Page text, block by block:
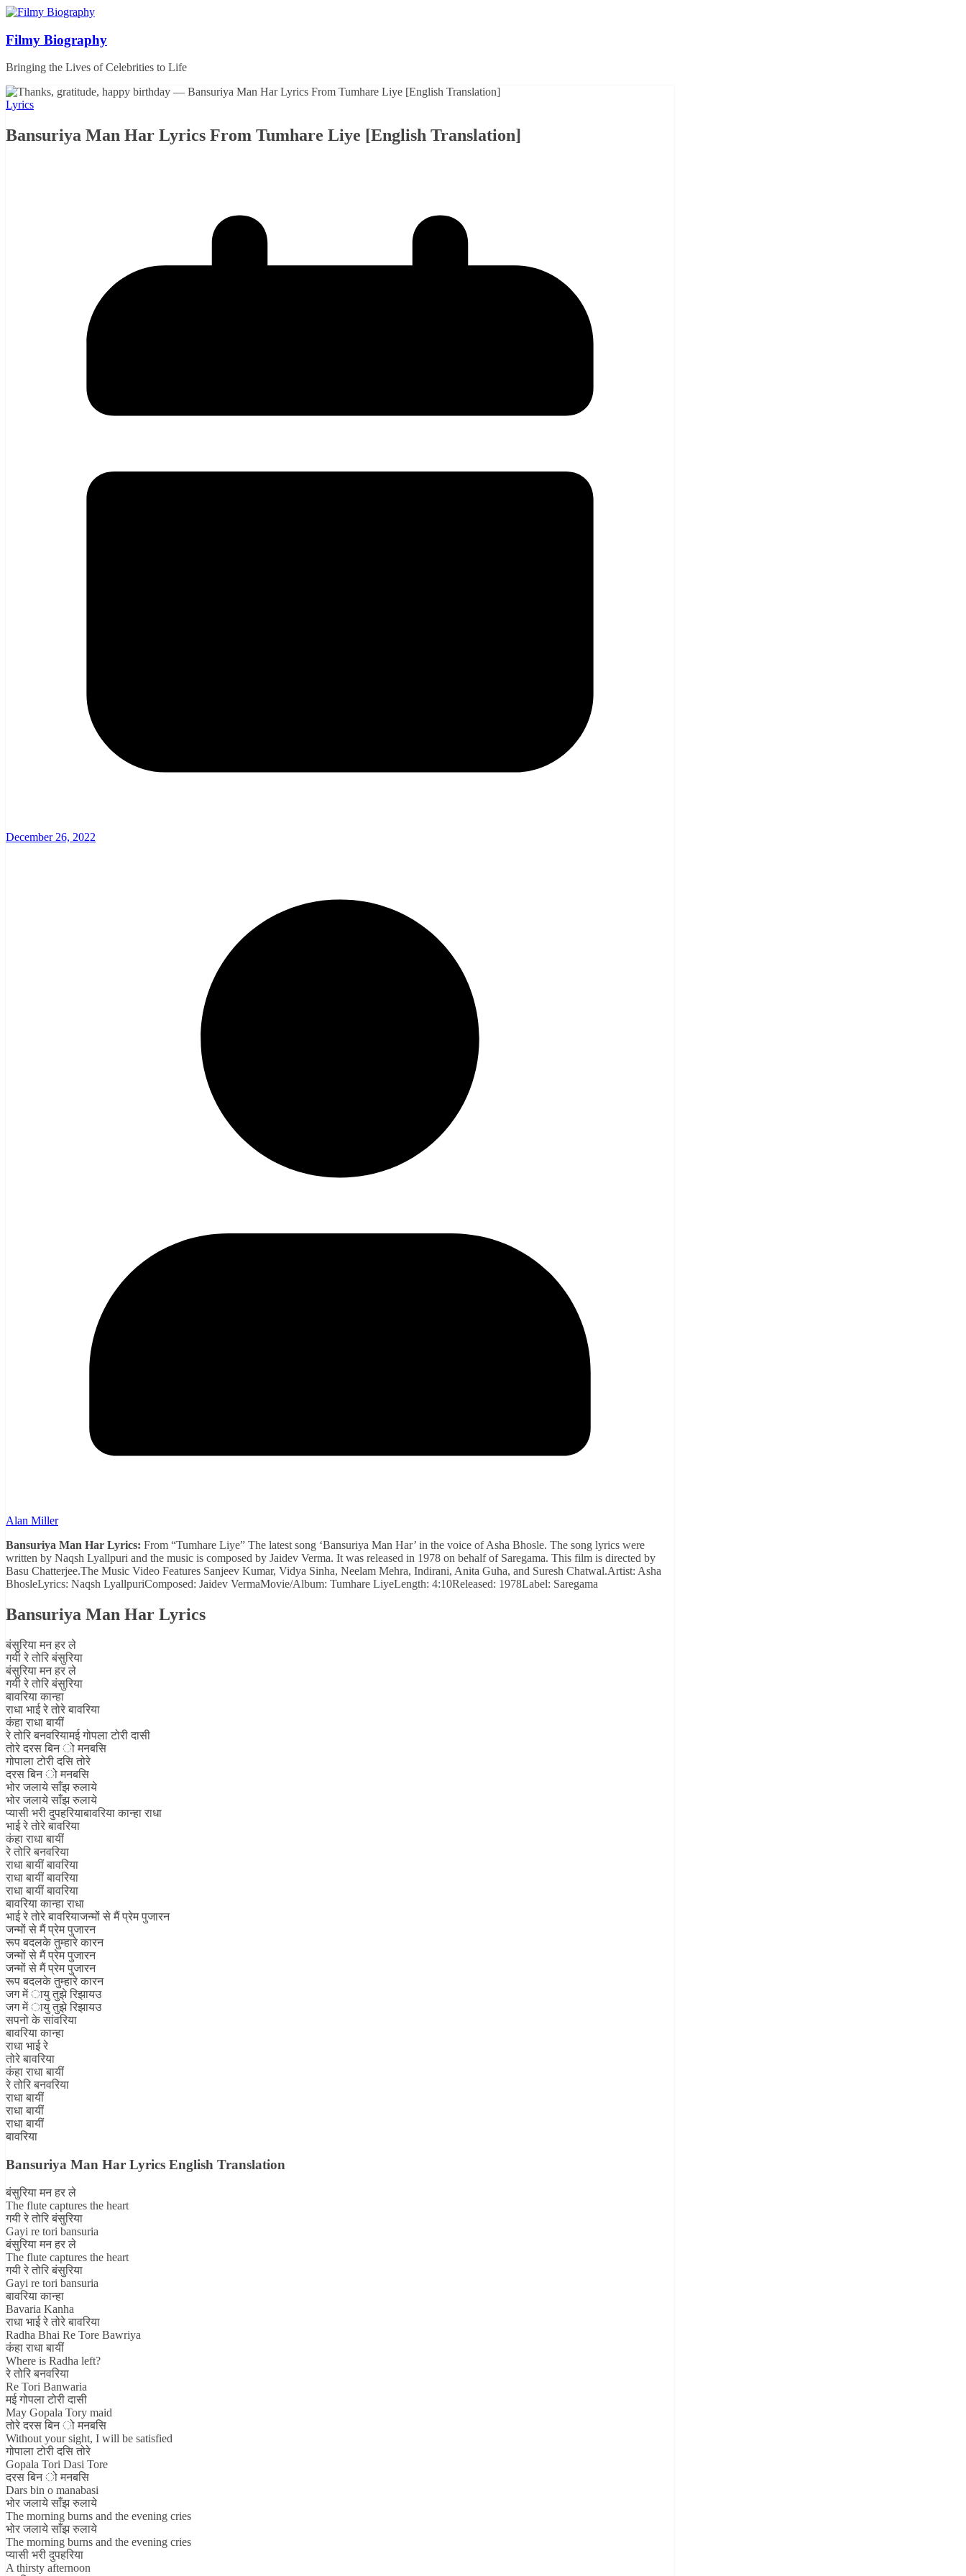
Skip
content
Filmy Biography
Bringing the Lives of Celebrities to Life
Lyrics
Bansuriya Man Har Lyrics From Tumhare Liye [English Translation]
December 26, 2022
Alan Miller
Bansuriya Man Har Lyrics: From “Tumhare Liye” The latest song ‘Bansuriya Man Har’ in the voice of Asha Bhosle. The song lyrics were
written by Naqsh Lyallpuri and the music is composed by Jaidev Verma. It was released in 1978 on behalf of Saregama. This film is directed by
Basu Chatterjee.The Music Video Features Sanjeev Kumar, Vidya Sinha, Neelam Mehra, Indirani, Anita Guha, and Suresh Chatwal.Artist: Asha
BhosleLyrics: Naqsh LyallpuriComposed: Jaidev VermaMovie/Album: Tumhare LiyeLength: 4:10Released: 1978Label: Saregama
Bansuriya Man Har Lyrics
बंसुरिया मन हर ले
गयी रे तोरि बंसुरिया
बंसुरिया मन हर ले
गयी रे तोरि बंसुरिया
बावरिया कान्हा
राधा भाई रे तोरे बावरिया
कंहा राधा बायीं
रे तोरि बनवरियामई गोपला टोरी दासी
तोरे दरस बिन ो मनबसि
गोपाला टोरी दसि तोरे
दरस बिन ो मनबसि
भोर जलाये साँझ रुलाये
भोर जलाये साँझ रुलाये
प्यासी भरी दुपहरियाबावरिया कान्हा राधा
भाई रे तोरे बावरिया
कंहा राधा बायीं
रे तोरि बनवरिया
राधा बायीं बावरिया
राधा बायीं बावरिया
राधा बायीं बावरिया
बावरिया कान्हा राधा
भाई रे तोरे बावरियाजन्मों से मैं प्रेम पुजारन
जन्मों से मैं प्रेम पुजारन
रूप बदलके तुम्हारे कारन
जन्मों से मैं प्रेम पुजारन
जन्मों से मैं प्रेम पुजारन
रूप बदलके तुम्हारे कारन
जग में ायु तुझे रिझायउ
जग में ायु तुझे रिझायउ
सपनो के सांवरिया
बावरिया कान्हा
राधा भाई रे
तोरे बावरिया
कंहा राधा बायीं
रे तोरि बनवरिया
राधा बायीं
राधा बायीं
राधा बायीं
बावरिया
Bansuriya Man Har Lyrics English Translation
बंसुरिया मन हर ले
The flute captures the heart
गयी रे तोरि बंसुरिया
Gayi re tori bansuria
बंसुरिया मन हर ले
The flute captures the heart
गयी रे तोरि बंसुरिया
Gayi re tori bansuria
बावरिया कान्हा
Bavaria Kanha
राधा भाई रे तोरे बावरिया
Radha Bhai Re Tore Bawriya
कंहा राधा बायीं
Where is Radha left?
रे तोरि बनवरिया
Re Tori Banwaria
मई गोपला टोरी दासी
May Gopala Tory maid
तोरे दरस बिन ो मनबसि
Without your sight, I will be satisfied
गोपाला टोरी दसि तोरे
Gopala Tori Dasi Tore
दरस बिन ो मनबसि
Dars bin o manabasi
भोर जलाये साँझ रुलाये
The morning burns and the evening cries
भोर जलाये साँझ रुलाये
The morning burns and the evening cries
प्यासी भरी दुपहरिया
A thirsty afternoon